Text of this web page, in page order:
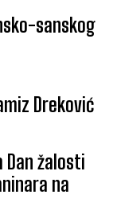
sanskog
Dreković
Dan žalosti
na